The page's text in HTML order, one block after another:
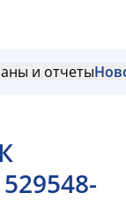
и отчеты